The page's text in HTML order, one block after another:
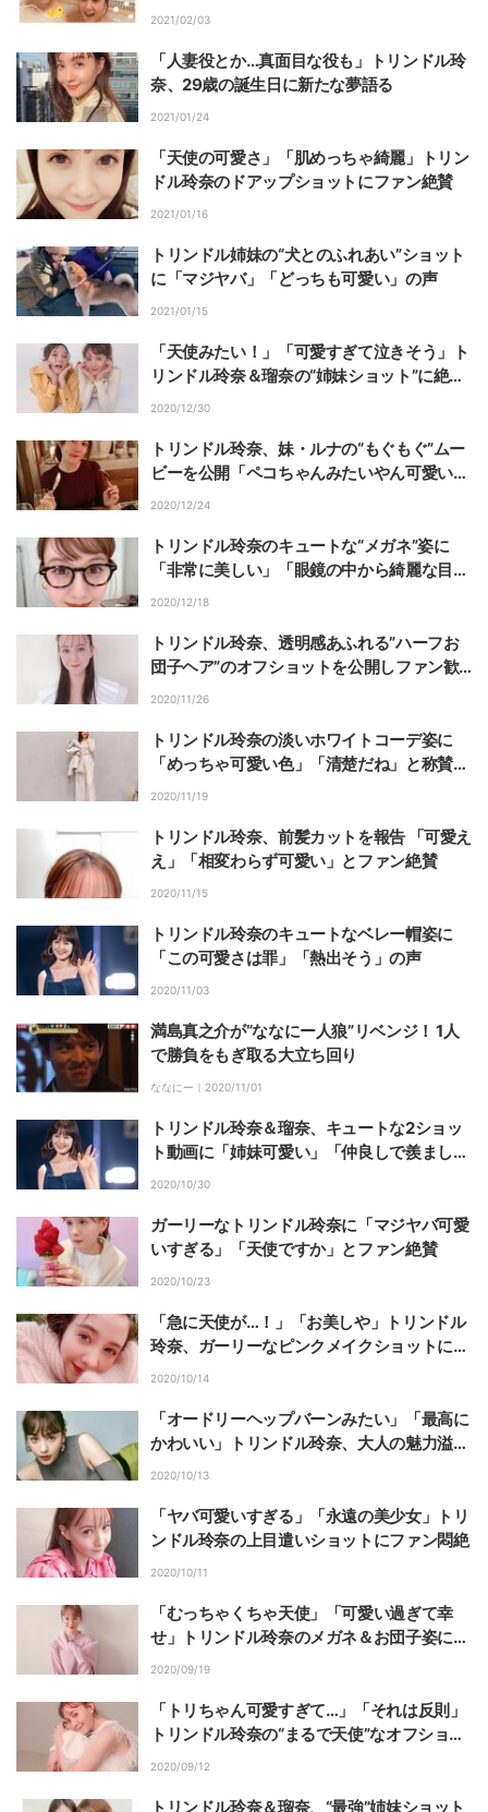
されます」
2021/02/03
「人妻役とか…真面目な役も」トリンドル玲
奈、29歳の誕生日に新たな夢語る
2021/01/24
「天使の可愛さ」「肌めっちゃ綺麗」トリン
ドル玲奈のドアップショットにファン絶賛
2021/01/16
トリンドル姉妹の“犬とのふれあい”ショット
に「マジヤバ」「どっちも可愛い」の声
2021/01/15
「天使みたい！」「可愛すぎて泣きそう」ト
リンドル玲奈＆瑠奈の“姉妹ショット”に絶賛
の声
2020/12/30
トリンドル玲奈、妹・ルナの“もぐもぐ”ムー
ビーを公開「ペコちゃんみたいやん可愛い」
「天使姉妹」と称賛の声
2020/12/24
トリンドル玲奈のキュートな“メガネ”姿に
「非常に美しい」「眼鏡の中から綺麗な目
が」と称賛の声
2020/12/18
トリンドル玲奈、透明感あふれる”ハーフお
団子ヘア”のオフショットを公開しファン歓
喜
2020/11/26
トリンドル玲奈の淡いホワイトコーデ姿に
「めっちゃ可愛い色」「清楚だね」と称賛の
声
2020/11/19
トリンドル玲奈、前髪カットを報告 「可愛え
え」「相変わらず可愛い」とファン絶賛
2020/11/15
トリンドル玲奈のキュートなベレー帽姿に
「この可愛さは罪」「熱出そう」の声
2020/11/03
満島真之介が“ななにー人狼”リベンジ！ 1人
で勝負をもぎ取る大立ち回り
ななにー｜ 2020/11/01
トリンドル玲奈＆瑠奈、キュートな2ショッ
ト動画に「姉妹可愛い」「仲良しで羨まし
い」の声
2020/10/30
ガーリーなトリンドル玲奈に「マジヤバ可愛
いすぎる」「天使ですか」とファン絶賛
2020/10/23
「急に天使が…！」「お美しや」トリンドル
玲奈、ガーリーなピンクメイクショットに称
賛の声
2020/10/14
「オードリーヘップバーンみたい」「最高に
かわいい」トリンドル玲奈、大人の魅力溢れ
る“舌ペロショット”に称賛の声
2020/10/13
「ヤバ可愛いすぎる」「永遠の美少女」トリ
ンドル玲奈の上目遣いショットにファン悶絶
2020/10/11
「むっちゃくちゃ天使」「可愛い過ぎて幸
せ」トリンドル玲奈のメガネ＆お団子姿にフ
ァン絶賛
2020/09/19
「トリちゃん可愛すぎて…」「それは反則」
トリンドル玲奈の“まるで天使”なオフショッ
トに悶絶の声
2020/09/12
トリンドル玲奈＆瑠奈、“最強”姉妹ショット